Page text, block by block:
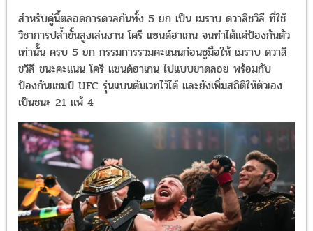
สำหรับคู่นี้ตลอดการดวลกันทั้ง 5 ยก เป็น เมราบ ดวาลิชวิลี ที่ใช้
วิชาการปล้ำขั้นสูงเล่นงาน โครี แซนด์ฮาเกน จนทำได้แค่ป้องกันตัว
เท่านั้น ครบ 5 ยก กรรมการรวมคะแนนก่อนชูมือให้ เมราบ ดวาลิ
ชวิลี ชนะคะแนน โครี แซนด์ฮาเกน ไปแบบขาดลอย พร้อมกับ
ป้องกันแชมป์ UFC รุ่นแบนตัมเวทไว้ได้ และยังเพิ่มสถิติให้ตัวเอง
เป็นชนะ 21 แพ้ 4